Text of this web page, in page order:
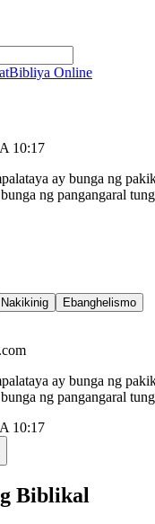
Bibliya Online
10:17
ay bunga ng
ng pangangaral
Nakikinig Ebanghelismo
ay bunga ng
ng pangangaral
10:17
Biblikal